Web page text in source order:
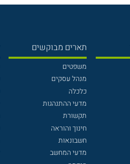
תארים מבוקשים
משפטים
מנהל עסקים
כלכלה
מדעי ההתנהגות
תקשורת
חינוך והוראה
חשבונאות
מדעי המחשב